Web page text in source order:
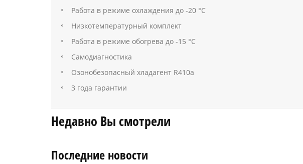
Работа в режиме охлаждения до -20 °С
Низкотемпературный комплект
Работа в режиме обогрева до -15 °С
Самодиагностика
Озонобезопасный хладагент R410a
3 года гарантии
Недавно Вы смотрели
Последние новости